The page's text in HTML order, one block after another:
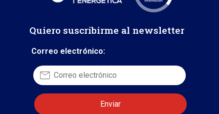
Quiero suscribirme al newsletter
Correo electrónico: